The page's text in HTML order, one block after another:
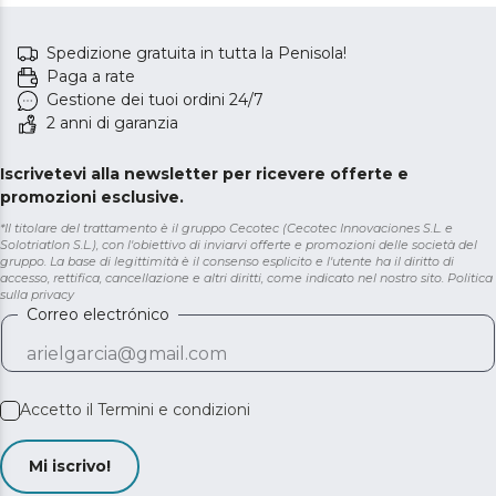
Spedizione gratuita in tutta la Penisola!
Paga a rate
Gestione dei tuoi ordini 24/7
2 anni di garanzia
Iscrivetevi alla newsletter per ricevere offerte e
promozioni esclusive.
*Il titolare del trattamento è il gruppo Cecotec (Cecotec Innovaciones S.L. e
Solotriatlon S.L.), con l'obiettivo di inviarvi offerte e promozioni delle società del
gruppo. La base di legittimità è il consenso esplicito e l'utente ha il diritto di
accesso, rettifica, cancellazione e altri diritti, come indicato nel nostro sito. Politica
sulla privacy
Correo electrónico
Accetto il Termini e condizioni
Mi iscrivo!